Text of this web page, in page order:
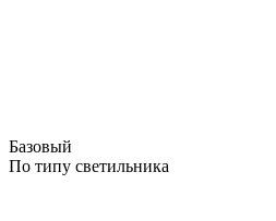
Базовый
По типу светильника